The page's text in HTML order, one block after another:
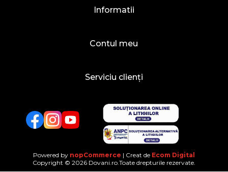
Informatii
Contul meu
Serviciu clienți
FacebookTwitterYouTube
Powered by nopCommerce | Creat de Ecom Digital
Copyright © 2026 Dovani.ro.Toate drepturile rezervate.